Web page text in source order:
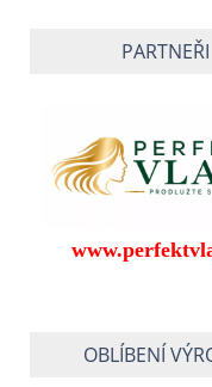
PARTNEŘI
OBLÍBENÍ